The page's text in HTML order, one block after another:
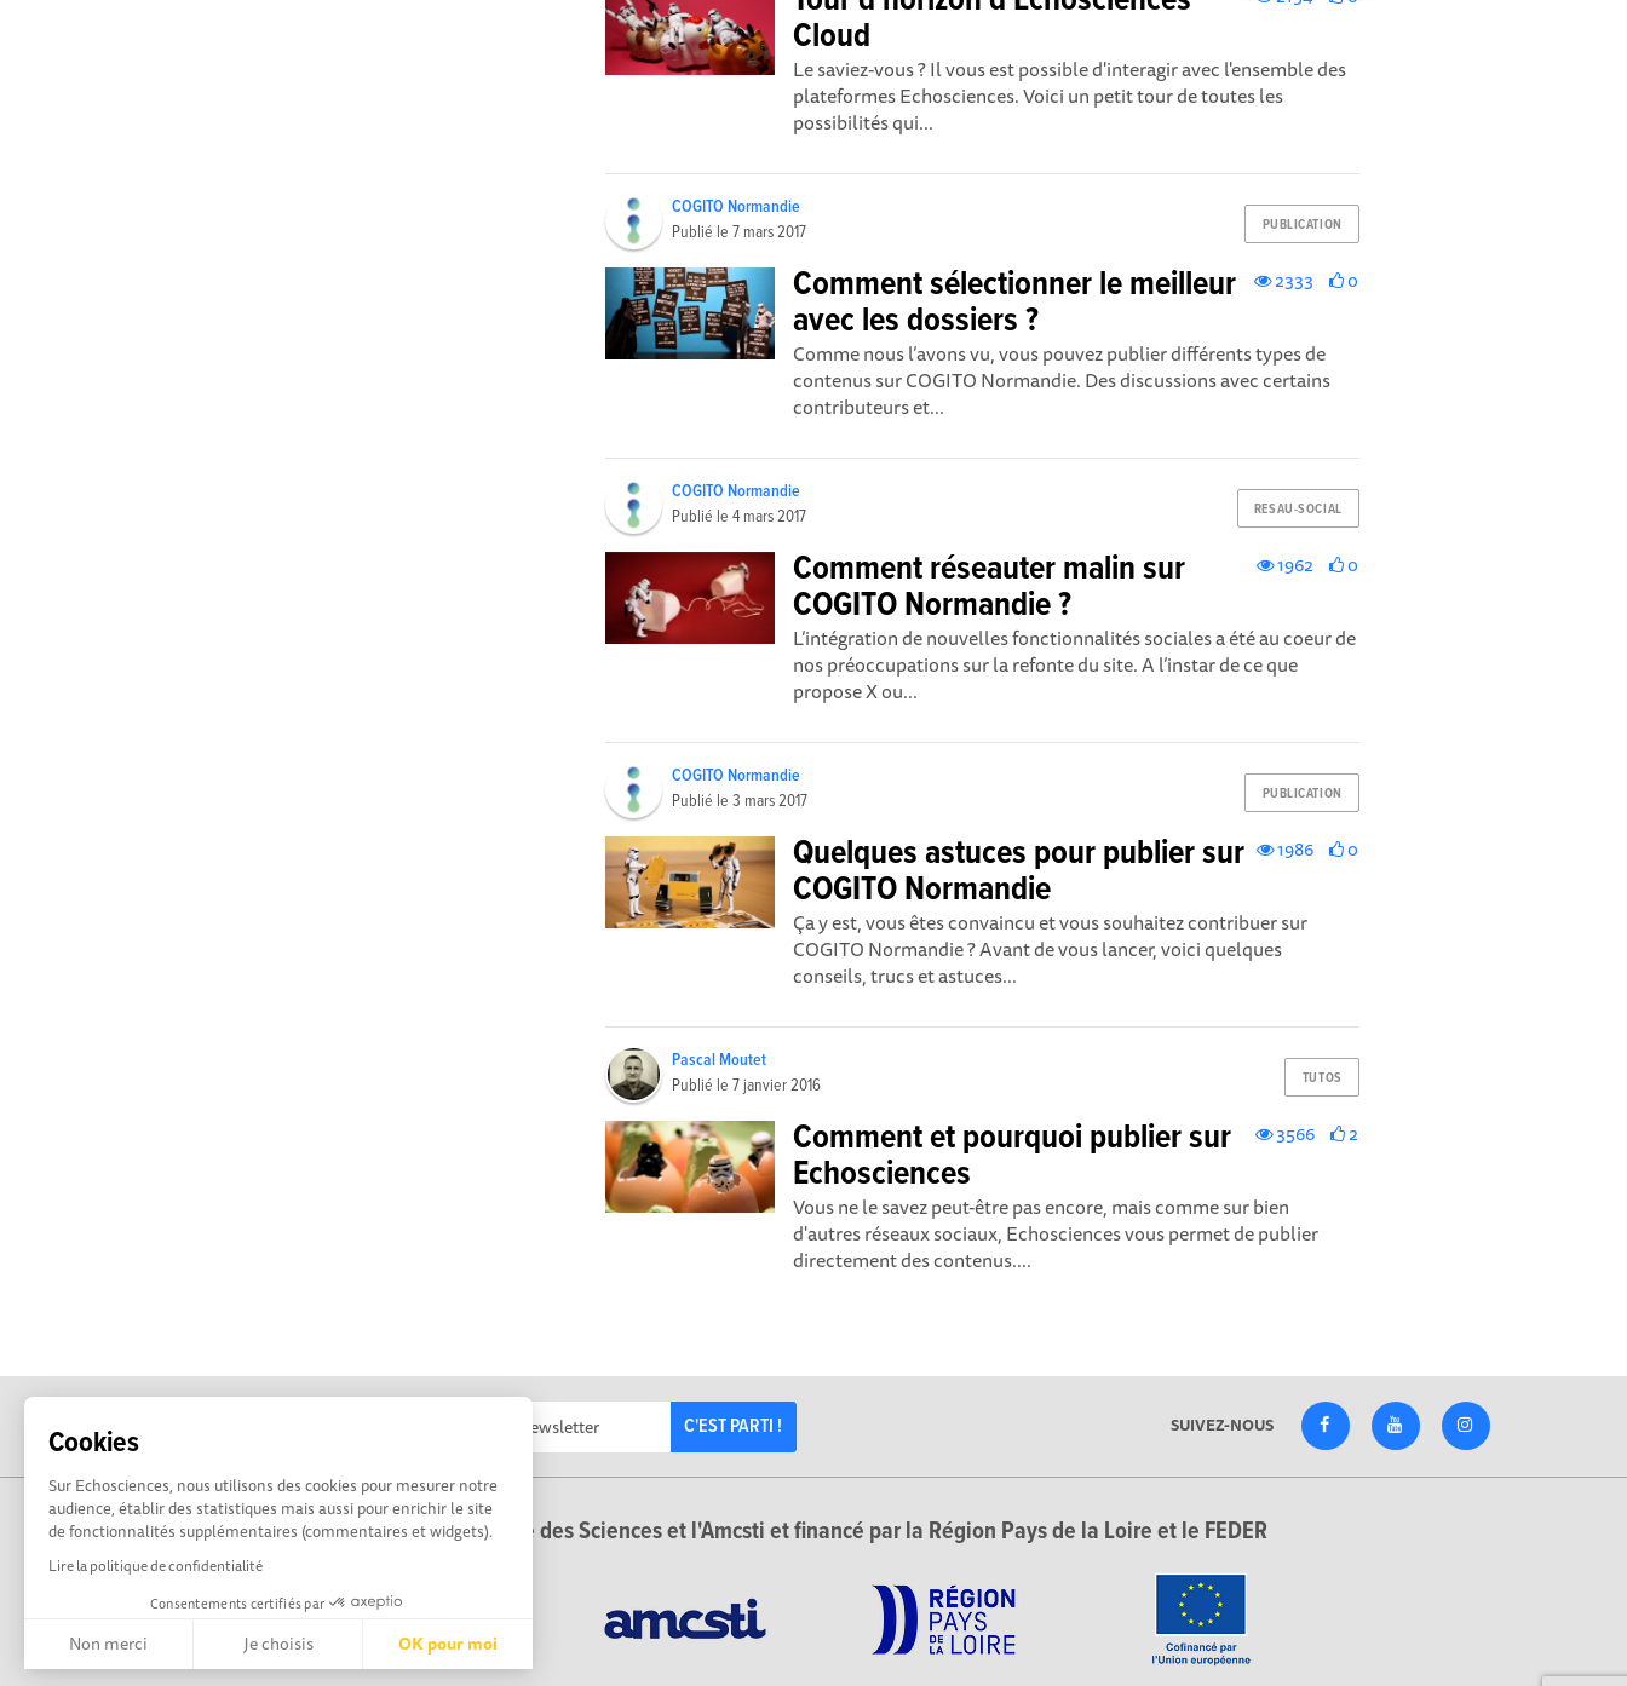
Cookies
Sur Echosciences, nous utilisons des cookies pour mesurer notre
audience, établir des statistiques mais aussi pour enrichir le site
de fonctionnalités supplémentaires (commentaires et widgets).
Lire la politique de confidentialité
Consentements certifiés par
Non merci Je choisis OK pour moi
Cloud
Le saviez-vous ? Il vous est possible d'interagir avec l'ensemble des
plateformes Echosciences. Voici un petit tour de toutes les
possibilités qui...
PUBLICATION
COGITO Normandie
Publié le7 mars 2017
2333 0
Comment sélectionner le meilleur
avec les dossiers ?
Comme nous l’avons vu, vous pouvez publier différents types de
contenus sur COGITO Normandie. Des discussions avec certains
contributeurs et...
RESAU-SOCIAL
COGITO Normandie
Publié le4 mars 2017
1962 0
Comment réseauter malin sur
COGITO Normandie ?
L’intégration de nouvelles fonctionnalités sociales a été au coeur de
nos préoccupations sur la refonte du site. A l’instar de ce que
propose X ou...
PUBLICATION
COGITO Normandie
Publié le3 mars 2017
1986 0
Quelques astuces pour publier sur
COGITO Normandie
Ça y est, vous êtes convaincu et vous souhaitez contribuer sur
COGITO Normandie ? Avant de vous lancer, voici quelques
conseils, trucs et astuces...
TUTOS
Pascal Moutet
Publié le7 janvier 2016
3566 2
Comment et pourquoi publier sur
Echosciences
Vous ne le savez peut-être pas encore, mais comme sur bien
d'autres réseaux sociaux, Echosciences vous permet de publier
directement des contenus....
C'EST PARTI ! SUIVEZ-NOUS
Propulsé par Terre des Sciences et l'Amcsti et financé par la Région Pays de la Loire et le FEDER